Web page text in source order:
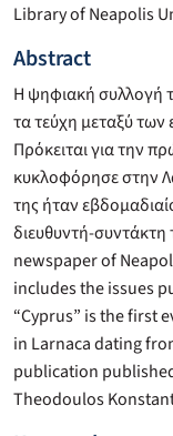
Library of Neapolis
Abstract
Η ψηφιακή συλλογή
τα τεύχη μεταξύ των
Πρόκειται για την
κυκλοφόρησε στην
της ήταν
διευθυντή-
newspaper of
includes the issues
“Cyprus” is the first
in Larnaca dating
publication
Theodoulos